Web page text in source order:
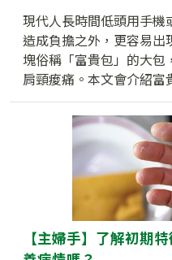
現代人長時間低頭用手機
造成負擔之外，更容易
塊俗稱「富貴包」的大包
肩頸痠痛。本文會介紹
擺脫困擾，重拾健康自信
【主婦手】了解初期